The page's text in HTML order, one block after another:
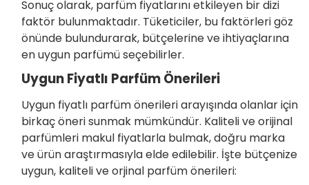
Sonuç olarak, parfüm fiyatlarını etkileyen bir dizi
faktör bulunmaktadır. Tüketiciler, bu faktörleri göz
önünde bulundurarak, bütçelerine ve ihtiyaçlarına
en uygun parfümü seçebilirler.
Uygun Fiyatlı Parfüm Önerileri
Uygun fiyatlı parfüm önerileri arayışında olanlar için
birkaç öneri sunmak mümkündür. Kaliteli ve orijinal
parfümleri makul fiyatlarla bulmak, doğru marka
ve ürün araştırmasıyla elde edilebilir. İşte bütçenize
uygun, kaliteli ve orjinal parfüm önerileri: